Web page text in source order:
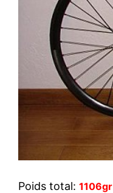
Poids total:1106gr